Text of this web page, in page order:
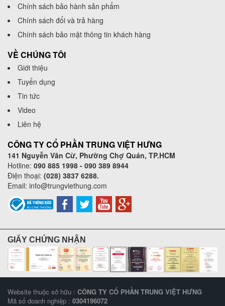
Chính sách bảo hành sản phẩm
Chính sách đổi và trả hàng
Chính sách bảo mật thông tin khách hàng
VỀ CHÚNG TÔI
Giới thiệu
Tuyển dụng
Tin tức
Video
Liên hệ
CÔNG TY CỔ PHẦN TRUNG VIỆT HƯNG
141 Nguyễn Văn Cừ, Phường Chợ Quán, TP.HCM
Hotline: 090 885 1998 - 090 389 8944
Điện thoại: (028) 3837 6288.
Email: info@trungviethung.com
GIẤY CHỨNG NHẬN
Website thuộc sở hữu : CÔNG TY CỔ PHẦN TRUNG VIỆT HƯNG
Mã số doanh nghiệp : 0304196072